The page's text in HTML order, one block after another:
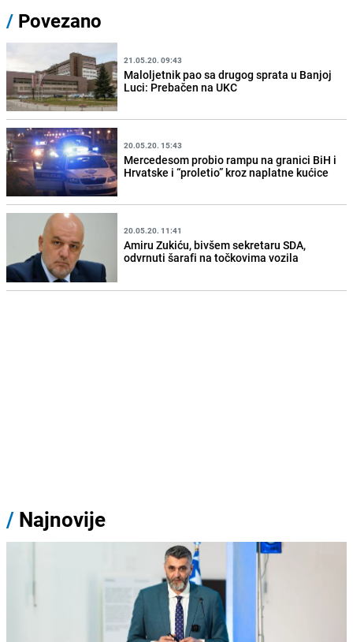
/ Povezano
21.05.20. 09:43
Maloljetnik pao sa drugog sprata u Banjoj
Luci: Prebačen na UKC
20.05.20. 15:43
Mercedesom probio rampu na granici BiH i
Hrvatske i “proletio” kroz naplatne kućice
20.05.20. 11:41
Amiru Zukiću, bivšem sekretaru SDA,
odvrnuti šarafi na točkovima vozila
/ Najnovije